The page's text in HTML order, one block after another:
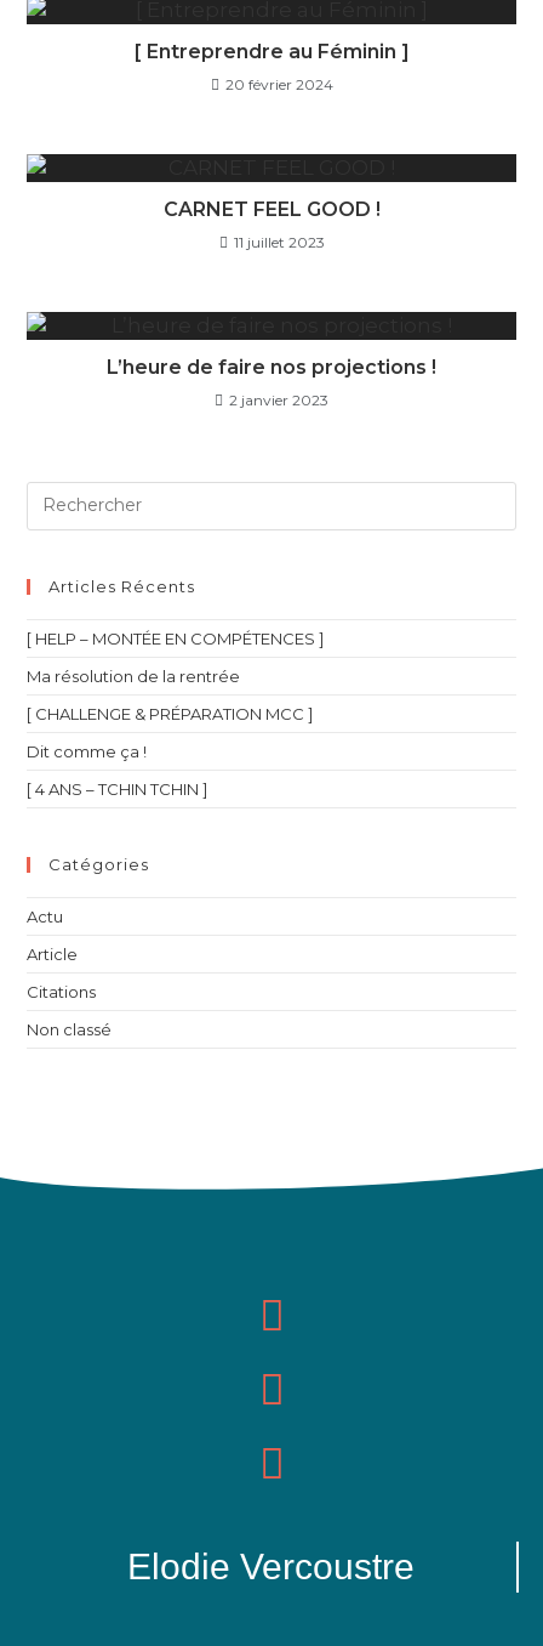
[ Entreprendre au Féminin ]
20 février 2024
CARNET FEEL GOOD !
11 juillet 2023
L’heure de faire nos projections !
2 janvier 2023
Articles Récents
[ HELP – MONTÉE EN COMPÉTENCES ]
Ma résolution de la rentrée
[ CHALLENGE & PRÉPARATION MCC ]
Dit comme ça !
[ 4 ANS – TCHIN TCHIN ]
Catégories
Actu
Article
Citations
Non classé
Elodie Vercoustre